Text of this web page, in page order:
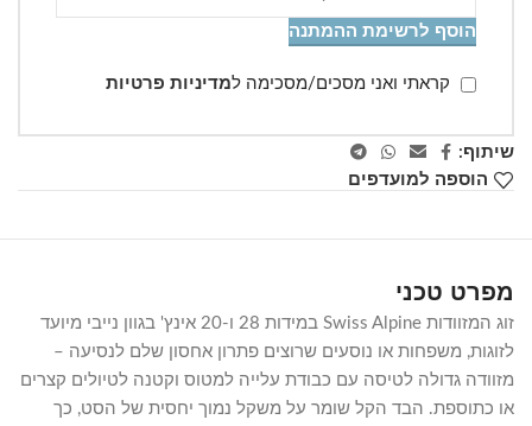
הוסף לרשימת ההמתנה
קראתי ואני מסכים/מסכימה למדיניות פרטיות
שיתוף:
הוספה למועדפים
מפרט טכני
זוג המזוודות Swiss Alpine במידות 28 ו-20 אינץ' בגוון נייבי מיועד
לזוגות, משפחות או נוסעים שרוצים פתרון אחסון שלם לנסיעה –
מזוודה גדולה לטיסה עם כבודת עלייה למטוס וקטנה לטיולים קצרים
או כתוספת. הבד הקל שומר על משקל נמוך יחסית של הסט, כך